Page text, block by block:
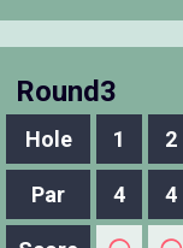
Round3
Hole 1 2
Par 4 4